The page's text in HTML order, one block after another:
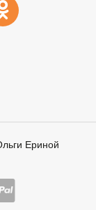
Ериной